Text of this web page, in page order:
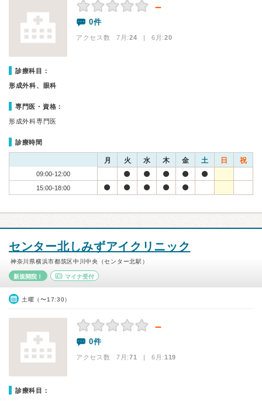
－
0件
アクセス数 7月:24 | 6月:20
診療科目：
形成外科、眼科
専門医・資格：
形成外科専門医
診療時間
月 火 水 木 金 土 日 祝
09:00-12:00
15:00-18:00
センター北しみずアイクリニック
神奈川県横浜市都筑区中川中央（センター北駅）
新規開院！ マイナ受付
土曜（〜17:30）
－
0件
アクセス数 7月:71 | 6月:119
診療科目：